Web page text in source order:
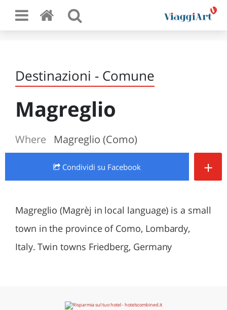
Destinazioni - Comune
Magreglio
Where Magreglio (Como)
Condividi su Facebook +
Magreglio (Magrèj in local language) is a small
town in the province of Como, Lombardy,
Italy. Twin towns Friedberg, Germany